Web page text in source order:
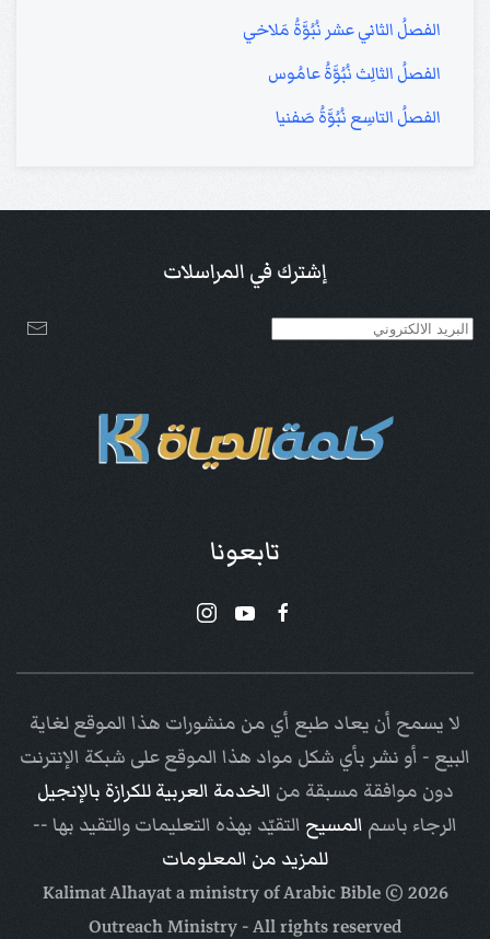
الفصلُ الثاني عشر نُبُوَّةُ مَلاخي
الفصلُ الثالِث نُبُوَّةُ عامُوس
الفصلُ التاسِع نُبُوَّةُ صَفنيا
إشترك في المراسلات
تابعونا
لا يسمح أن يعاد طبع أي من منشورات هذا الموقع لغاية
البيع - أو نشر بأي شكل مواد هذا الموقع على شبكة الإنترنت
دون موافقة مسبقة من الخدمة العربية للكرازة بالإنجيل
الرجاء باسم المسيح التقيّد بهذه التعليمات والتقيد بها --
للمزيد من المعلومات
2026
© Kalimat Alhayat a ministry of
Arabic Bible
Outreach Ministry- All rights reserved